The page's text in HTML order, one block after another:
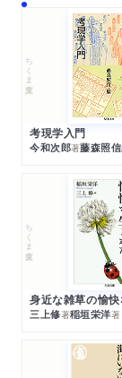
ちくま文庫
考現学入門
今和次郎著藤森照信
ちくま文庫
身近な雑草の愉
三上修著稲垣栄洋著